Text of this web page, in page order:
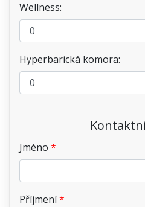
Wellness:
Hyperbarická komora:
Jméno
Příjmení